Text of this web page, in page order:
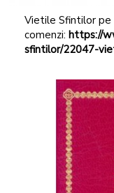
Vietile Sfintilor pe
comenzi: https://
sfintilor/22047-